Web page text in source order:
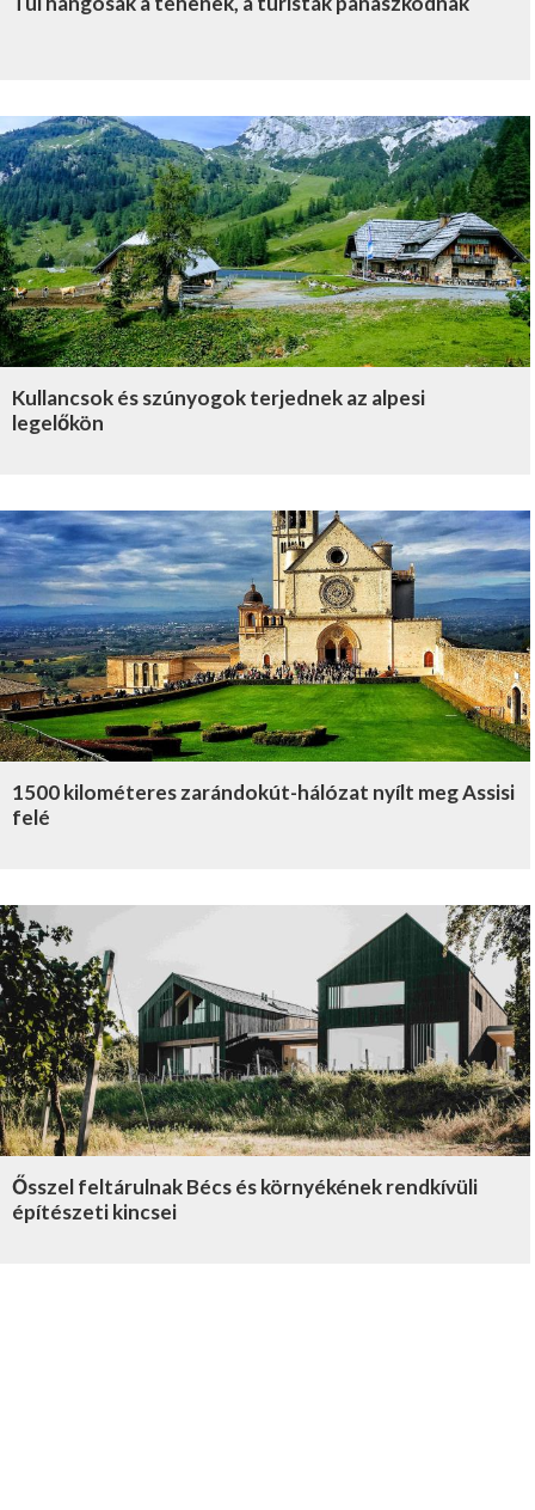
Kullancsok és szúnyogok terjednek az alpesi
legelőkön
1500 kilométeres zarándokút-hálózat nyílt meg Assisi
felé
Ősszel feltárulnak Bécs és környékének rendkívüli
építészeti kincsei